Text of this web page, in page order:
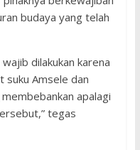
budaya yang telah
dilakukan karena
Amsele dan
apalagi
tegas